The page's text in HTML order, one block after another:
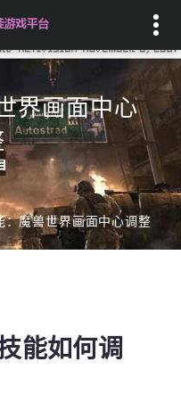
界画面中心
：魔兽世界画面中心调整
能如何调